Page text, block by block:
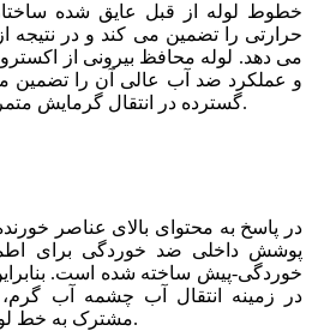
خطوط لوله از قبل عایق شده
حرارتی را تضمین می کند و در
می دهد. لوله محافظ بیرونی از
و عملکرد ضد آب عالی آن را تضمین
گسترده در انتقال گرمایش متمرکز شهری استفاده می شود.
در پاسخ به محتوای بالای عناصر
پوشش داخلی ضد خوردگی برای
خوردگی-پیش ساخته شده است.
در زمینه انتقال آب چشمه آب
مشترک به خط لوله متوسل استفاده می شود.